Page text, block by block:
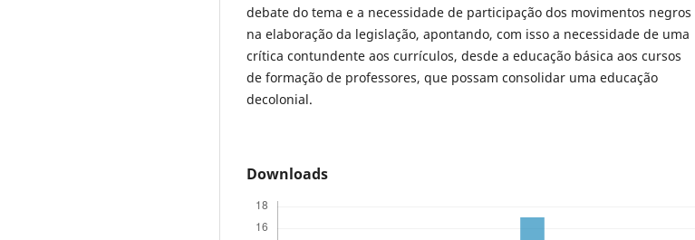
debate do tema e a necessidade de participação dos movimentos negros
na elaboração da legislação, apontando, com isso a necessidade de uma
crítica contundente aos currículos, desde a educação básica aos cursos
de formação de professores, que possam consolidar uma educação
decolonial.
Downloads